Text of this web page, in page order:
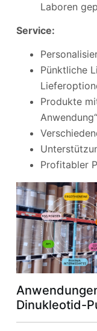
Laboren
Service:
Pünktliche
Produkte
Anwendung“
Profitabler
Dinukleotid-